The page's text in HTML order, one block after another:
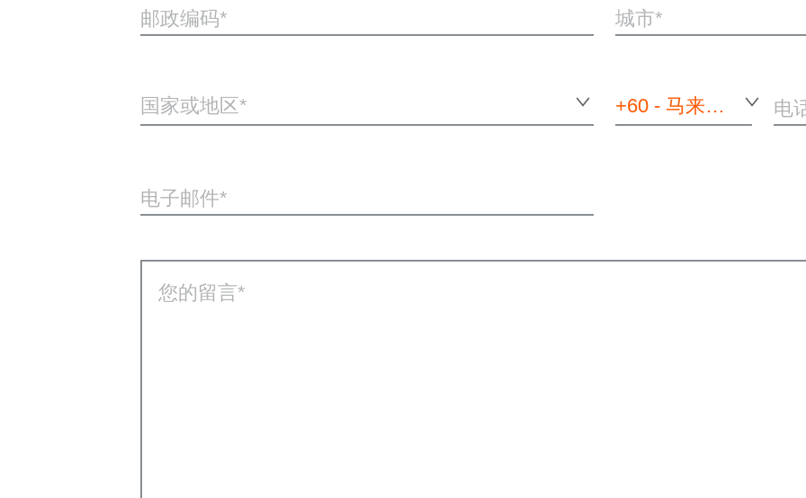
邮政编码 城市
国家或地区* +60 - 马来西亚 电
电子邮件
您的留言